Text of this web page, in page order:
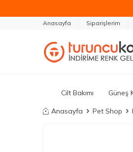
Anasayfa Siparişlerim
Cilt Bakımı Güneş
Anasayfa Pet Shop